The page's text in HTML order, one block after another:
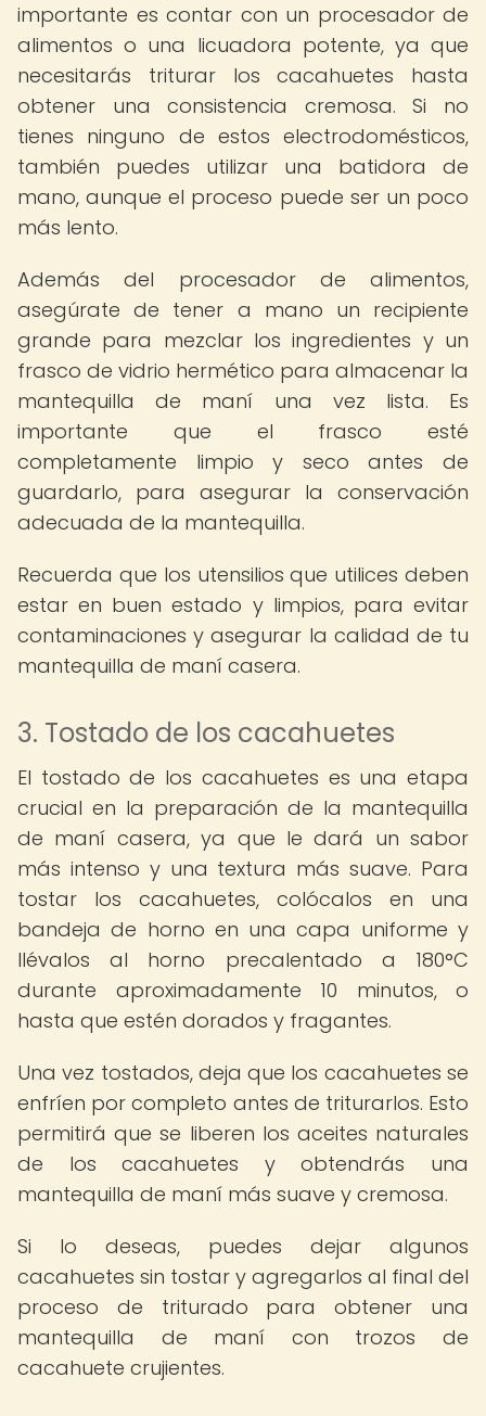
importante es contar con un procesador de
alimentos o una licuadora potente, ya que
necesitarás triturar los cacahuetes hasta
obtener una consistencia cremosa. Si no
tienes ninguno de estos electrodomésticos,
también puedes utilizar una batidora de
mano, aunque el proceso puede ser un poco
más lento.
Además del procesador de alimentos,
asegúrate de tener a mano un recipiente
grande para mezclar los ingredientes y un
frasco de vidrio hermético para almacenar la
mantequilla de maní una vez lista. Es
importante que el frasco esté
completamente limpio y seco antes de
guardarlo, para asegurar la conservación
adecuada de la mantequilla.
Recuerda que los utensilios que utilices deben
estar en buen estado y limpios, para evitar
contaminaciones y asegurar la calidad de tu
mantequilla de maní casera.
3. Tostado de los cacahuetes
El tostado de los cacahuetes es una etapa
crucial en la preparación de la mantequilla
de maní casera, ya que le dará un sabor
más intenso y una textura más suave. Para
tostar los cacahuetes, colócalos en una
bandeja de horno en una capa uniforme y
llévalos al horno precalentado a 180°C
durante aproximadamente 10 minutos, o
hasta que estén dorados y fragantes.
Una vez tostados, deja que los cacahuetes se
enfríen por completo antes de triturarlos. Esto
permitirá que se liberen los aceites naturales
de los cacahuetes y obtendrás una
mantequilla de maní más suave y cremosa.
Si lo deseas, puedes dejar algunos
cacahuetes sin tostar y agregarlos al final del
proceso de triturado para obtener una
mantequilla de maní con trozos de
cacahuete crujientes.